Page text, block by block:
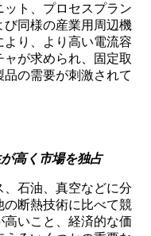
ト、プロセスプラン
び同様の産業用周辺機
り、より高い電流容
が求められ、固定取
の需要が刺激されて
高く市場を独占
石油、真空などに分
断熱技術に比べて競
いこと、経済的な価